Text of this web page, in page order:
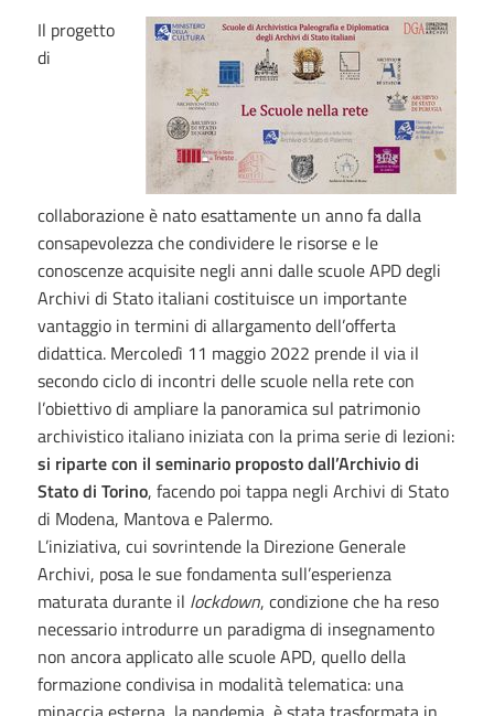
Il progetto
di
collaborazione è nato esattamente un anno fa dalla
consapevolezza che condividere le risorse e le
conoscenze acquisite negli anni dalle scuole APD degli
Archivi di Stato italiani costituisce un importante
vantaggio in termini di allargamento dell’offerta
didattica. Mercoledì 11 maggio 2022 prende il via il
secondo ciclo di incontri delle scuole nella rete con
l’obiettivo di ampliare la panoramica sul patrimonio
archivistico italiano iniziata con la prima serie di lezioni:
si riparte con il seminario proposto dall’Archivio di
Stato di Torino, facendo poi tappa negli Archivi di Stato
di Modena, Mantova e Palermo.
L’iniziativa, cui sovrintende la Direzione Generale
Archivi, posa le sue fondamenta sull’esperienza
maturata durante il lockdown, condizione che ha reso
necessario introdurre un paradigma di insegnamento
non ancora applicato alle scuole APD, quello della
formazione condivisa in modalità telematica: una